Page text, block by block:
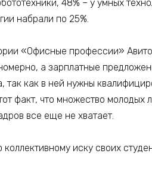
48% – у умных
набрали по 25%.
«Офисные профессии»
а зарплатные
так как в ней нужны
факт, что множество молодых
все еще не хватает.
иску своих